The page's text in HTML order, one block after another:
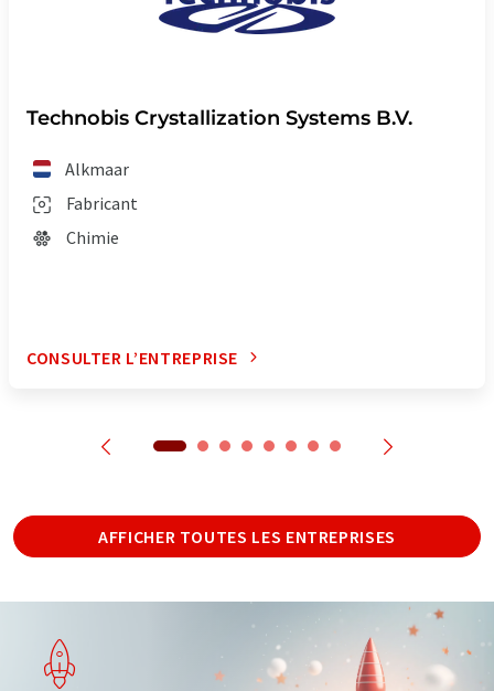
Technobis Crystallization Systems B.V.
Alkmaar
Fabricant
Chimie
CONSULTER L’ENTREPRISE
AFFICHER TOUTES LES ENTREPRISES